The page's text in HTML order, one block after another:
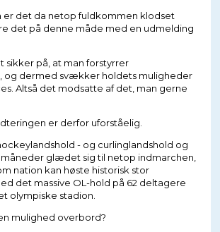
er det da netop fuldkommen klodset
det på denne måde med en udmelding
sikker på, at man forstyrrer
og dermed svækker holdets muligheder
Altså det modsatte af det, man gerne
er derfor uforståelig.
- og curlinglandshold og
glædet sig til netop indmarchen,
nation kan høste historisk stor
det massive OL-hold på 62 deltagere
olympiske stadion.
mulighed overbord?